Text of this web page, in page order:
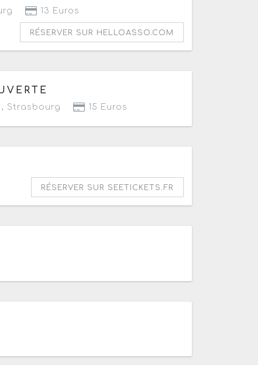
13 Euros
RÉSERVER SUR HELLOASSO.COM
Strasbourg 15 Euros
RÉSERVER SUR SEETICKETS.FR